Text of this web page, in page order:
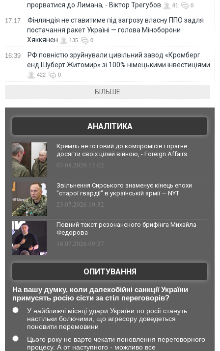
прорватися до Лимана, - Віктор Трегубов
81 0
17:17
Фінляндія не ставитиме під загрозу власну ППО задля
постачання ракет Україні — голова Міноборони
Хяккянен
135 0
16:39
РФ повністю зруйнували цивільний завод «Кромберг
енд Шуберт Житомир» зі 100% німецькими інвестиціями
422 0
БІЛЬШЕ
АНАЛІТИКА
Кремль не готовий до компромісів і прагне
досягти своїх цілей війною, - Foreign Affairs
03.08.2026 13:02
Звільнення Сирського знаменує кінець епохи
"старої гвардії" в українській армії — NYT
23.07.2026 10:32
Повний текст резонансного брифінга Михайла
Федорова
18.07.2026 09:27
ОПИТУВАННЯ
На вашу думку, коли далекобійні санкції України
примусять росію сісти за стіл переговорів?
У найближчі місяці удари України по росії стануть
настільки болючими, що агресору доведеться
поновити перемовини
Цього року не варто чекати поновлення переговорного
процесу. А от наступного - можливо все